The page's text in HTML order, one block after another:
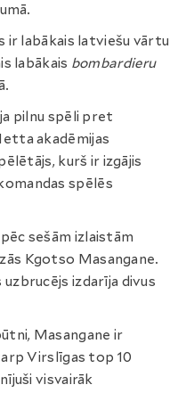
ir labākais latviešu vārtu
labākais bombardieru
pilnu spēli pret
akadēmijas
kurš ir izgājis
spēlēs
sešām izlaistām
Kgotso Masangane.
izdarīja divus
Masangane ir
Virslīgas top 10
visvairāk